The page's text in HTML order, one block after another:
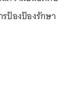
ป้องป้องรักษา